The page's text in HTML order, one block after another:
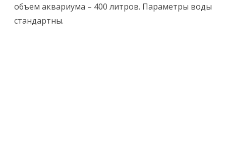
объем аквариума – 400 литров. Параметры воды
стандартны.